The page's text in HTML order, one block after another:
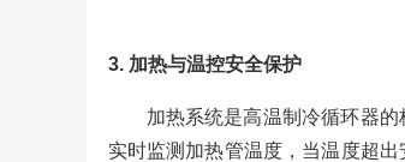
3. 加热与温控安全保护
加热系统是高温制冷循环器
实时监测加热管温度，当温度超